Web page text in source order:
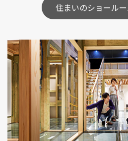
住まいのショール